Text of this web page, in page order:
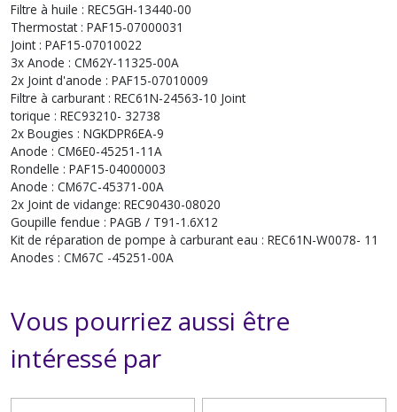
Filtre à huile : REC5GH-13440-00
Thermostat : PAF15-07000031
Joint : PAF15-07010022
3x Anode : CM62Y-11325-00A
2x Joint d'anode : PAF15-07010009
Filtre à carburant : REC61N-24563-10 Joint
torique : REC93210- 32738
2x Bougies : NGKDPR6EA-9
Anode : CM6E0-45251-11A
Rondelle : PAF15-04000003
Anode : CM67C-45371-00A
2x Joint de vidange: REC90430-08020
Goupille fendue : PAGB / T91-1.6X12
Kit de réparation de pompe à carburant eau : REC61N-W0078- 11
Anodes : CM67C -45251-00A
Vous pourriez aussi être
intéressé par